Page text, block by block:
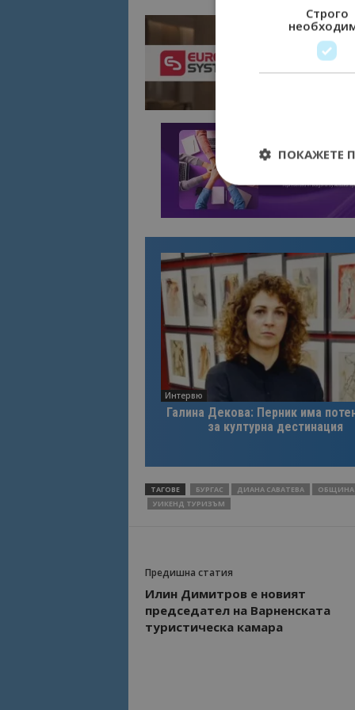
Интервю
Галина Декова: Перник има
за културна дестинация
ТАГОВЕ БУРГАС ДИАНА САВАТЕВА ОБЩИНА
УИКЕНД ТУРИЗЪМ
Предишна статия
Илин Димитров е новият
председател на Варненската
туристическа камара
Строго
ПОКАЖЕТЕ
Строго
управление на
Име
is_visitor_unique
is_unique
_ga_FK650GXHRZ
_ga